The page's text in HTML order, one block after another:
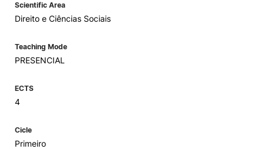
Scientific Area
Direito e Ciências Sociais
Teaching Mode
PRESENCIAL
ECTS
4
Cicle
Primeiro